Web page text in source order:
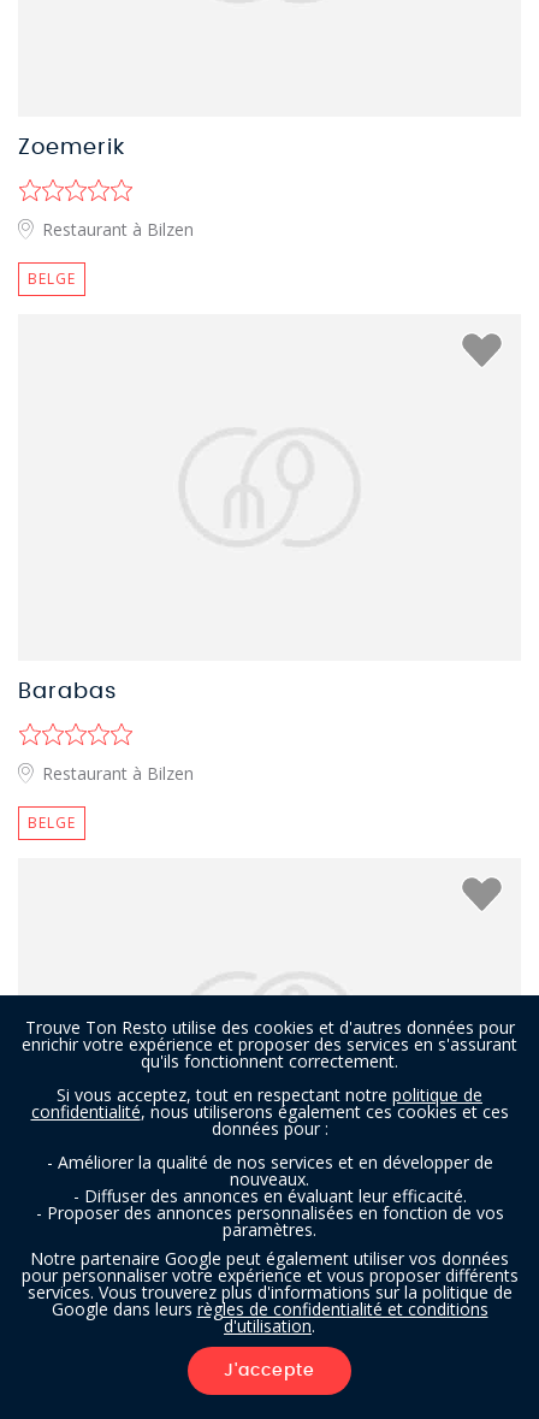
FILTRES
Zoemerik
Restaurant à Bilzen
BELGE
Barabas
Restaurant à Bilzen
BELGE
Remise New Style
Restaurant à Munsterbilzen (Bilzen) - À 2,1 km
Trouve Ton Resto utilise des cookies et d'autres données pour
enrichir votre expérience et proposer des services en s'assurant
qu'ils fonctionnent correctement.
Si vous acceptez, tout en respectant notre politique de
confidentialité, nous utiliserons également ces cookies et ces
données pour :
- Améliorer la qualité de nos services et en développer de
nouveaux.
- Diffuser des annonces en évaluant leur efficacité.
- Proposer des annonces personnalisées en fonction de vos
paramètres.
Notre partenaire Google peut également utiliser vos données
pour personnaliser votre expérience et vous proposer différents
services. Vous trouverez plus d'informations sur la politique de
Google dans leurs règles de confidentialité et conditions
d'utilisation.
J'accepte